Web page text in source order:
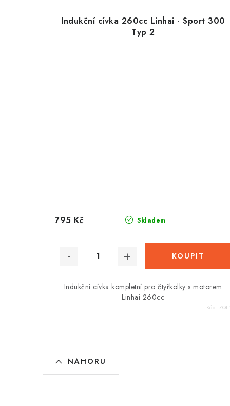
Indukční cívka 260cc Linhai - Sport 300
Typ 2
Skladem
795 Kč
Indukční cívka kompletní pro čtyřkolky s motorem
Linhai 260cc
Kód:
v
NAHORU